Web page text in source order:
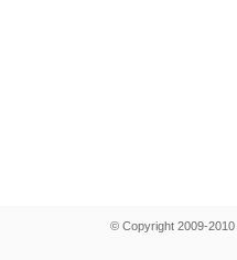
© Copyright 2009-2010